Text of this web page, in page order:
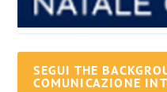
SEGUI THE
COMUNICAZIONE